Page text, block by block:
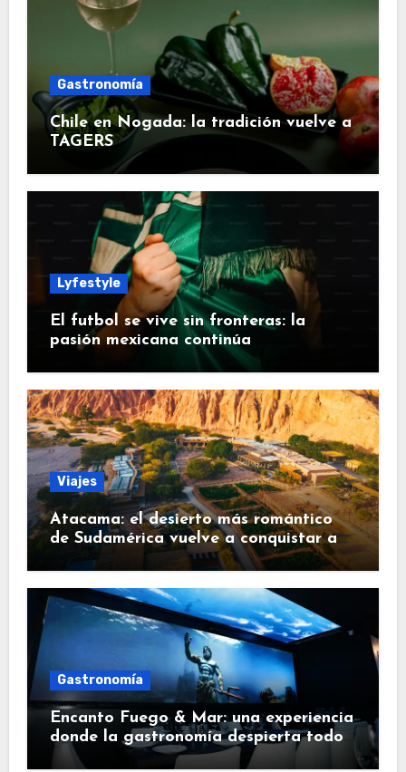
Gastronomía
Chile en Nogada: la tradición vuelve a
TAGERS
Lyfestyle
El futbol se vive sin fronteras: la
pasión mexicana continúa
Viajes
Atacama: el desierto más romántico
de Sudamérica vuelve a conquistar a
los viajeros
Gastronomía
Encanto Fuego & Mar: una experiencia
donde la gastronomía despierta todos
los sentidos